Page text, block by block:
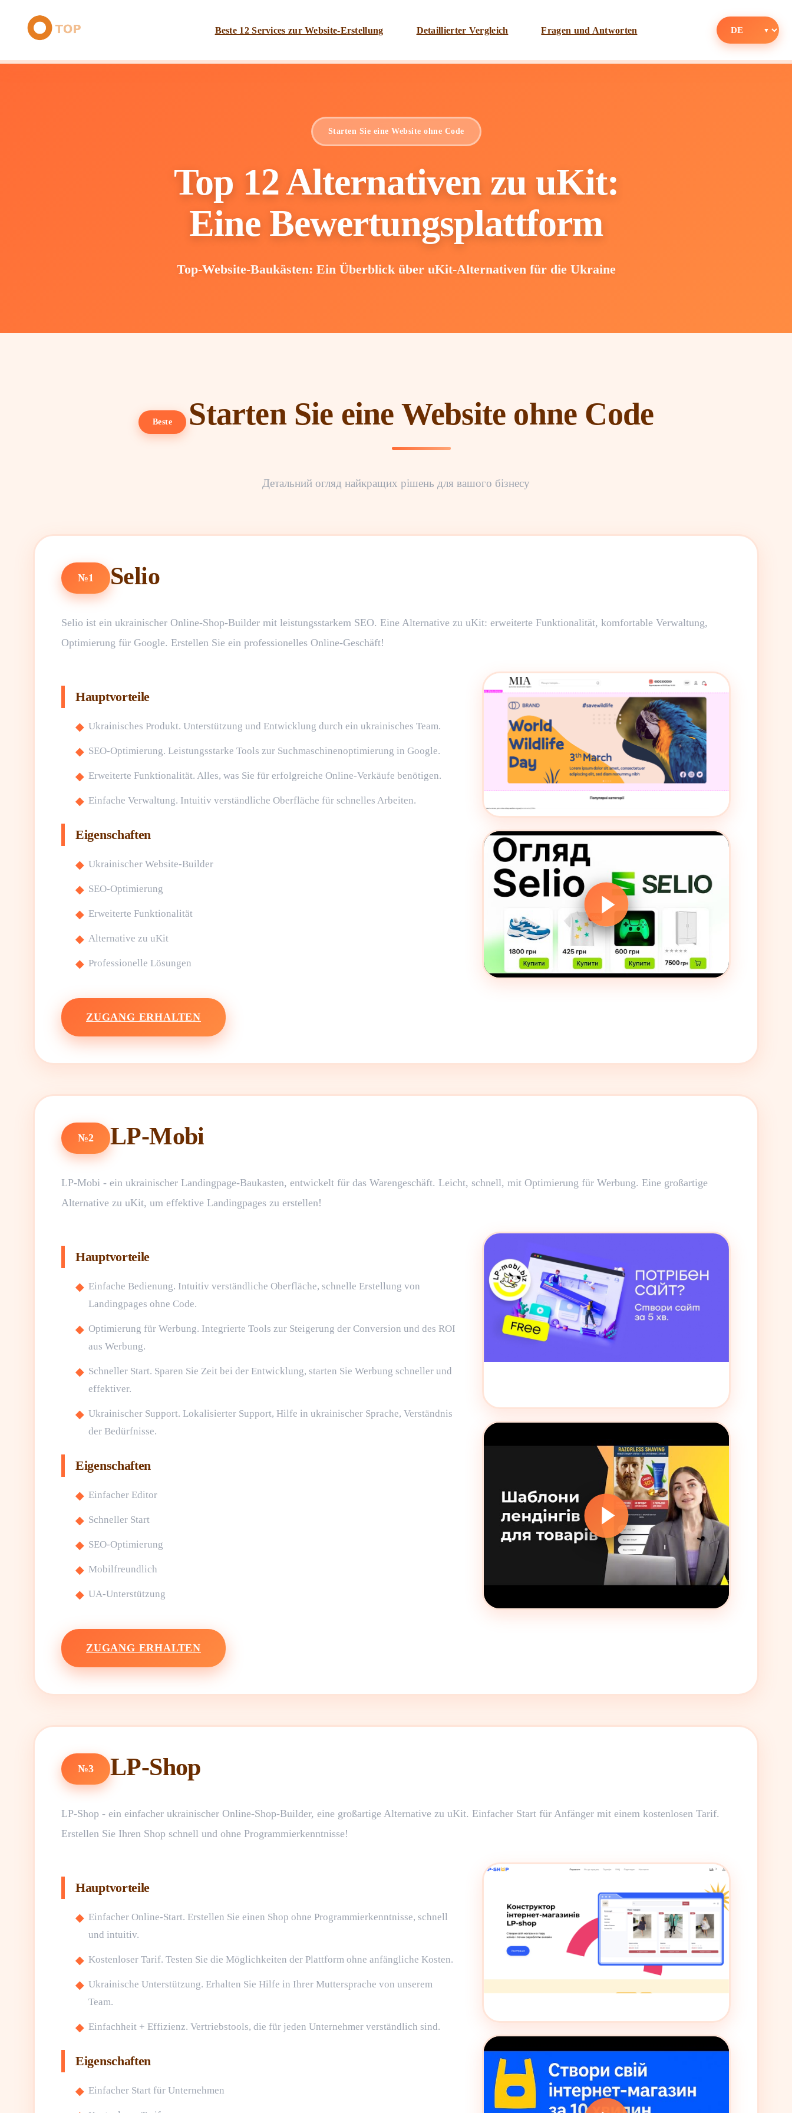
Beste 12 Services zur Website-Erstellung Detaillierter Vergleich Fragen und Antworten
Starten Sie eine Website ohne Code
Top 12 Alternativen zu uKit:
Eine Bewertungsplattform
Top-Website-Baukästen: Ein Überblick über uKit-Alternativen für die Ukraine
Beste Starten Sie eine Website ohne Code
Детальний огляд найкращих рішень для вашого бізнесу
№1 Selio
Selio ist ein ukrainischer Online-Shop-Builder mit leistungsstarkem SEO. Eine Alternative zu uKit: erweiterte Funktionalität, komfortable Verwaltung,
Optimierung für Google. Erstellen Sie ein professionelles Online-Geschäft!
Hauptvorteile
Ukrainisches Produkt. Unterstützung und Entwicklung durch ein ukrainisches Team.
SEO-Optimierung. Leistungsstarke Tools zur Suchmaschinenoptimierung in Google.
Erweiterte Funktionalität. Alles, was Sie für erfolgreiche Online-Verkäufe benötigen.
Einfache Verwaltung. Intuitiv verständliche Oberfläche für schnelles Arbeiten.
Eigenschaften
Ukrainischer Website-Builder
SEO-Optimierung
Erweiterte Funktionalität
Alternative zu uKit
Professionelle Lösungen
ZUGANG ERHALTEN
№2 LP-Mobi
LP-Mobi - ein ukrainischer Landingpage-Baukasten, entwickelt für das Warengeschäft. Leicht, schnell, mit Optimierung für Werbung. Eine großartige
Alternative zu uKit, um effektive Landingpages zu erstellen!
Hauptvorteile
Einfache Bedienung. Intuitiv verständliche Oberfläche, schnelle Erstellung von
Landingpages ohne Code.
Optimierung für Werbung. Integrierte Tools zur Steigerung der Conversion und des ROI
aus Werbung.
Schneller Start. Sparen Sie Zeit bei der Entwicklung, starten Sie Werbung schneller und
effektiver.
Ukrainischer Support. Lokalisierter Support, Hilfe in ukrainischer Sprache, Verständnis
der Bedürfnisse.
Eigenschaften
Einfacher Editor
Schneller Start
SEO-Optimierung
Mobilfreundlich
UA-Unterstützung
ZUGANG ERHALTEN
№3 LP-Shop
LP-Shop - ein einfacher ukrainischer Online-Shop-Builder, eine großartige Alternative zu uKit. Einfacher Start für Anfänger mit einem kostenlosen Tarif.
Erstellen Sie Ihren Shop schnell und ohne Programmierkenntnisse!
Hauptvorteile
Einfacher Online-Start. Erstellen Sie einen Shop ohne Programmierkenntnisse, schnell
und intuitiv.
Kostenloser Tarif. Testen Sie die Möglichkeiten der Plattform ohne anfängliche Kosten.
Ukrainische Unterstützung. Erhalten Sie Hilfe in Ihrer Muttersprache von unserem
Team.
Einfachheit + Effizienz. Vertriebstools, die für jeden Unternehmer verständlich sind.
Eigenschaften
Einfacher Start für Unternehmen